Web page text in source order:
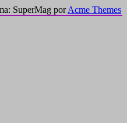
SuperMag porAcme Themes